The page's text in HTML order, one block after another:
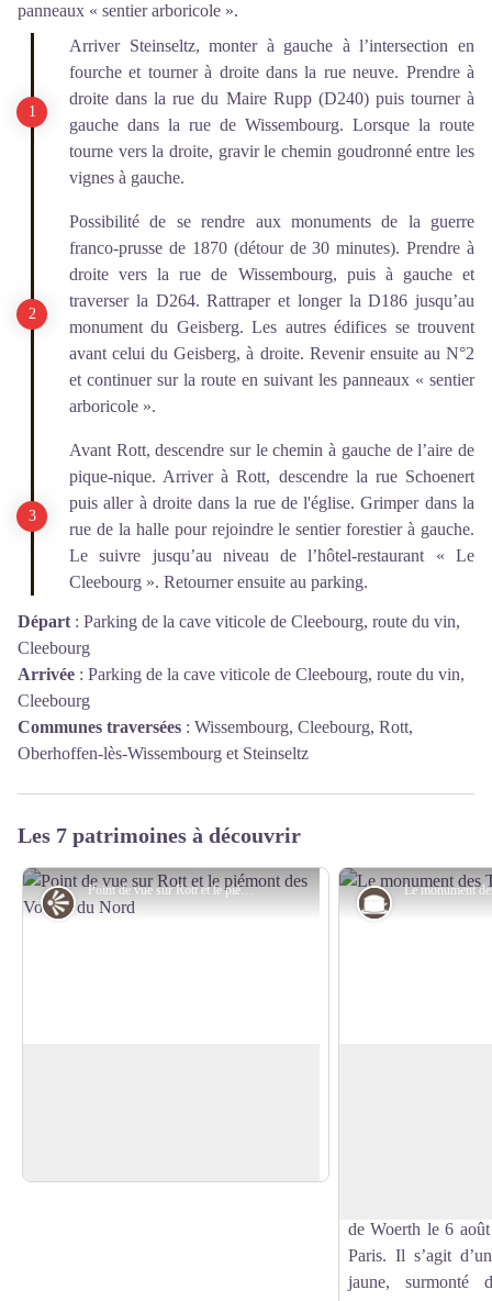
panneaux « sentier arboricole ».
Arriver Steinseltz, monter à gauche à l’intersection en
fourche et tourner à droite dans la rue neuve. Prendre à
droite dans la rue du Maire Rupp (D240) puis tourner à
gauche dans la rue de Wissembourg. Lorsque la route
tourne vers la droite, gravir le chemin goudronné entre les
vignes à gauche.
Possibilité de se rendre aux monuments de la guerre
franco-prusse de 1870 (détour de 30 minutes). Prendre à
droite vers la rue de Wissembourg, puis à gauche et
traverser la D264. Rattraper et longer la D186 jusqu’au
monument du Geisberg. Les autres édifices se trouvent
avant celui du Geisberg, à droite. Revenir ensuite au N°2
et continuer sur la route en suivant les panneaux « sentier
arboricole ».
Avant Rott, descendre sur le chemin à gauche de l’aire de
pique-nique. Arriver à Rott, descendre la rue Schoenert
puis aller à droite dans la rue de l'église. Grimper dans la
rue de la halle pour rejoindre le sentier forestier à gauche.
Le suivre jusqu’au niveau de l’hôtel-restaurant « Le
Cleebourg ». Retourner ensuite au parking.
Départ : Parking de la cave viticole de Cleebourg, route du vin,
Cleebourg
Arrivée : Parking de la cave viticole de Cleebourg, route du vin,
Cleebourg
Communes traversées : Wissembourg, Cleebourg, Rott,
Oberhoffen-lès-Wissembourg et Steinseltz
Les 7 patrimoines à découvrir
Point de vue sur Rott et le piémont des Vosges du Nord - PNRVN - A. Serylo
Point de vue Guerre
de Woerth le 6
Paris. Il s’agit
jaune, surmonté